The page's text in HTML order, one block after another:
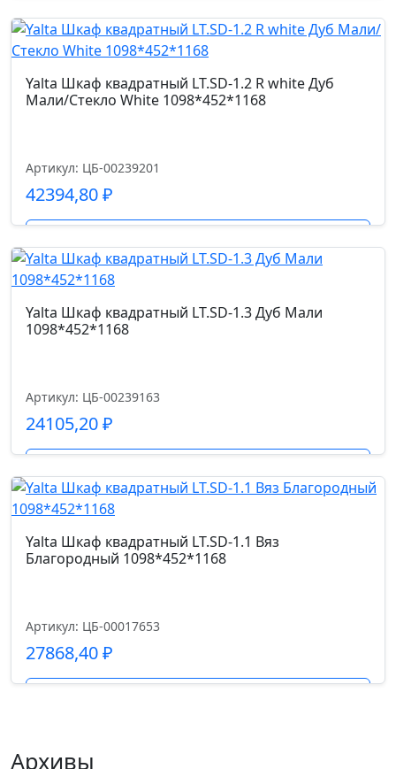
Yalta Шкаф квадратный LT.SD-1.2 R white Дуб
Мали/Стекло White 1098*452*1168
Артикул: ЦБ-00239201
42394,80₽
Yalta Шкаф квадратный LT.SD-1.3 Дуб Мали
1098*452*1168
Артикул: ЦБ-00239163
24105,20₽
Yalta Шкаф квадратный LT.SD-1.1 Вяз
Благородный 1098*452*1168
Артикул: ЦБ-00017653
27868,40₽
Архивы